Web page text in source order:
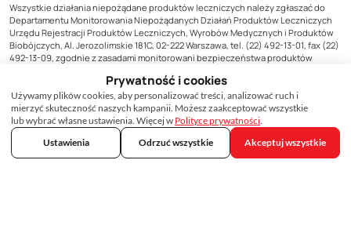
Wszystkie działania niepożądane produktów leczniczych należy zgłaszać do
Departamentu Monitorowania Niepożądanych Działań Produktów Leczniczych
Urzędu Rejestracji Produktów Leczniczych, Wyrobów Medycznych i Produktów
Biobójczych, Al. Jerozolimskie 181C, 02-222 Warszawa, tel. (22) 492-13-01, fax (22)
492-13-09, zgodnie z zasadami monitorowani bezpieczeństwa produktów
dotyczy. Formularz zgłoszenia niepożądanego działania produktu leczniczego
dostępny jest na stronie Urzędu www.urpl.gov.pl.
Treści zamieszczone w materiale mają wyłącznie charakter informacyjny, nie
mogą być traktowane jako forma konsultacji medycznej i nie mogą zastąpić
konsultacji lekarza, do którego należy ostateczna decyzja o sposobie i zakresie
stosowanego leczenia.
Prywatność i cookies
Używamy plików cookies, aby personalizować treści, analizować ruch i
mierzyć skuteczność naszych kampanii. Możesz zaakceptować wszystkie
lub wybrać własne ustawienia. Więcej w Polityce prywatności.
Ustawienia
Odrzuć wszystkie Akceptuj wszystkie